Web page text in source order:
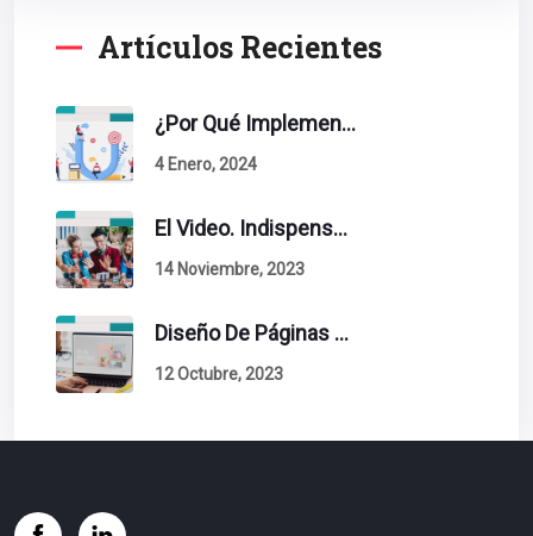
Artículos Recientes
¿Por Qué Implementar La Metodología Inbound Marketing En Tu Empresa?
4 Enero, 2024
El Video. Indispensable En Tu Estrategia De Contenidos.
14 Noviembre, 2023
Diseño De Páginas Web. Esto Debe Tener Un Sitio Exitoso.
12 Octubre, 2023